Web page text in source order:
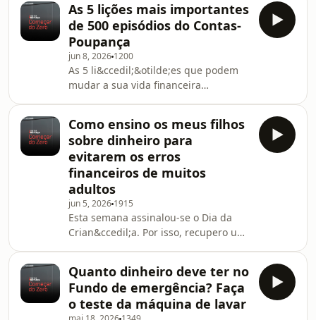
ser&aacute; mesmo t&atilde;o simples
como parece? Neste epis&oacute;dio
do Contas-poupan&ccedil;a, analiso
os principais pontos fortes e as
limita&ccedil;&otilde;es desta oferta.
Explico, em linguagem simples, o que
acontece ao dinheiro que deposita,
como funciona a prote&cced
As 5 lições mais importantes
de 500 episódios do Contas-
Poupança
jun 8, 2026 1200
As 5 li&ccedil;&otilde;es que podem
mudar a sua vida financeira
Poupan&ccedil;a. S&atilde;o centenas
de entrevistas, de perguntas
respondidas e muitas
hist&oacute;rias de pessoas que
conseguiram melhorar a sua vida
financeira com pequenas
mudan&ccedil;as de h&aacute;bitos e
algumas decis&otilde;es mais
informadas. Neste epis&oacute;dio
Como ensino os meus filhos
sobre dinheiro para
evitarem os erros
financeiros de muitos
adultos
jun 5, 2026 1915
Esta semana assinalou-se o Dia da
Crian&ccedil;a. Por isso, recupero um
quando foi gravado. Muitos adultos
chegam aos 30, 40 ou 50 anos sem
nunca terem aprendido conceitos
Quanto dinheiro deve ter no
Fundo de emergência? Faça
o teste da máquina de lavar